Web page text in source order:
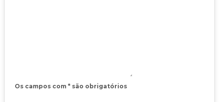
Os campos com * são obrigatórios